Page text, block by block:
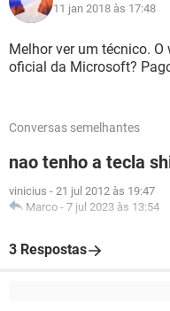
11 jan 2018 às 17:48
Melhor ver um técnico.
oficial da Microsoft?
Conversas semelhantes
nao tenho a tecla
vinicius - 21 jul 2012 às 19:47
Marco - 7 jul 2023 às 13:54
3 Respostas